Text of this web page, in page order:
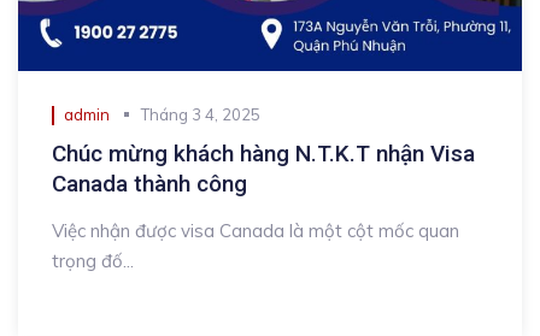
admin Tháng 3 4, 2025
Chúc mừng khách hàng N.T.K.T nhận Visa
Canada thành công
Việc nhận được visa Canada là một cột mốc quan
trọng đố...